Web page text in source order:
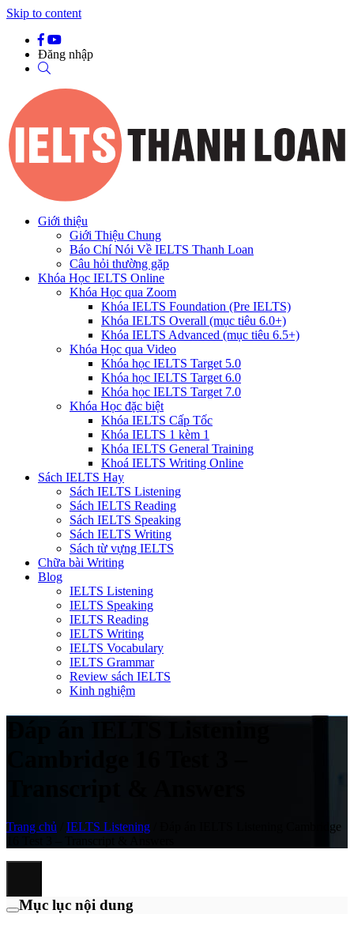
Skip to content
Đăng nhập
Giới thiệu
Giới Thiệu Chung
Báo Chí Nói Về IELTS Thanh Loan
Câu hỏi thường gặp
Khóa Học IELTS Online
Khóa Học qua Zoom
Khóa IELTS Foundation (Pre IELTS)
Khóa IELTS Overall (mục tiêu 6.0+)
Khóa IELTS Advanced (mục tiêu 6.5+)
Khóa Học qua Video
Khóa học IELTS Target 5.0
Khóa học IELTS Target 6.0
Khóa học IELTS Target 7.0
Khóa Học đặc biệt
Khóa IELTS Cấp Tốc
Khóa IELTS 1 kèm 1
Khóa IELTS General Training
Khoá IELTS Writing Online
Sách IELTS Hay
Sách IELTS Listening
Sách IELTS Reading
Sách IELTS Speaking
Sách IELTS Writing
Sách từ vựng IELTS
Chữa bài Writing
Blog
IELTS Listening
IELTS Speaking
IELTS Reading
IELTS Writing
IELTS Vocabulary
IELTS Grammar
Review sách IELTS
Kinh nghiệm
Đáp án IELTS Listening
Trang chủ IELTS Listening
Đáp án IELTS Listening Cambridge
Mục lục nội dung